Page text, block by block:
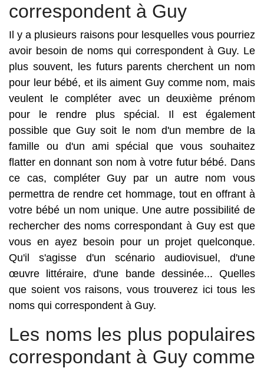
correspondent à Guy
Il y a plusieurs raisons pour lesquelles vous pourriez
avoir besoin de noms qui correspondent à Guy. Le
plus souvent, les futurs parents cherchent un nom
pour leur bébé, et ils aiment Guy comme nom, mais
veulent le compléter avec un deuxième prénom
pour le rendre plus spécial. Il est également
possible que Guy soit le nom d'un membre de la
famille ou d'un ami spécial que vous souhaitez
flatter en donnant son nom à votre futur bébé. Dans
ce cas, compléter Guy par un autre nom vous
permettra de rendre cet hommage, tout en offrant à
votre bébé un nom unique. Une autre possibilité de
rechercher des noms correspondant à Guy est que
vous en ayez besoin pour un projet quelconque.
Qu'il s'agisse d'un scénario audiovisuel, d'une
œuvre littéraire, d'une bande dessinée... Quelles
que soient vos raisons, vous trouverez ici tous les
noms qui correspondent à Guy.
Les noms les plus populaires
correspondant à Guy comme